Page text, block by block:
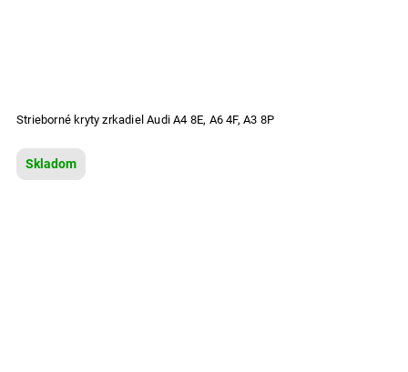
Strieborné kryty zrkadiel Audi A4 8E, A6 4F, A3 8P
Skladom